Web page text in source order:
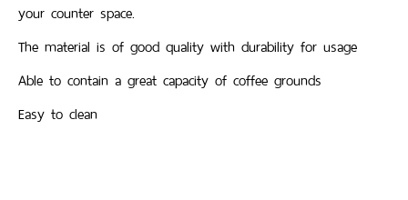
your counter space.
The material is of good quality with durability for usage
Able to contain a great capacity of coffee grounds
Easy to clean